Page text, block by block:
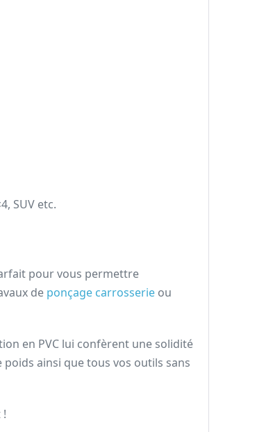
SUV etc.
pour vous permettre
de ponçage carrosserie ou
en PVC lui confèrent une solidité
ainsi que tous vos outils sans